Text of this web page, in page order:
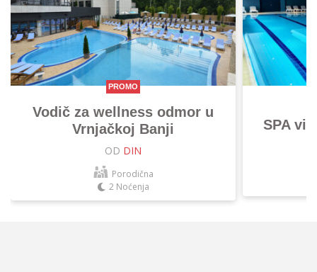
PROMO
Vodič za wellness odmor u
Vrnjačkoj Banji
OD DIN
Porodična
2 Noćenja
SPA